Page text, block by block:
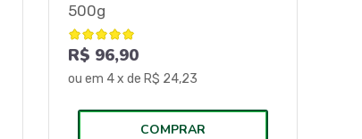
500g
R$ 96,90
ou em 4x de R$ 24,23
COMPRAR